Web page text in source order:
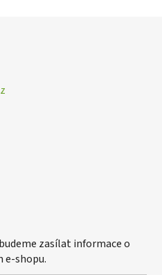
s
u
zasílat informace o
e-shopu.